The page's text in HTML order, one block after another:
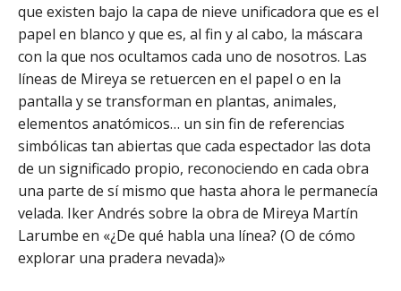
que existen bajo la capa de nieve unificadora que es el
papel en blanco y que es, al fin y al cabo, la máscara
con la que nos ocultamos cada uno de nosotros. Las
líneas de Mireya se retuercen en el papel o en la
pantalla y se transforman en plantas, animales,
elementos anatómicos… un sin fin de referencias
simbólicas tan abiertas que cada espectador las dota
de un significado propio, reconociendo en cada obra
una parte de sí mismo que hasta ahora le permanecía
velada. Iker Andrés sobre la obra de Mireya Martín
Larumbe en «¿De qué habla una línea? (O de cómo
explorar una pradera nevada)»